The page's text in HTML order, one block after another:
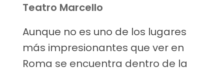
Teatro Marcello
Aunque no es uno de los lugares
más impresionantes que ver en
Roma se encuentra dentro de la